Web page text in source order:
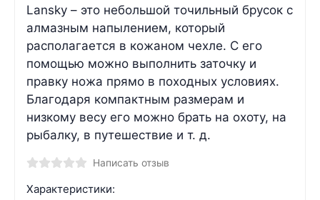
Lansky – это небольшой точильный брусок с
алмазным напылением, который
располагается в кожаном чехле. С его
помощью можно выполнить заточку и
правку ножа прямо в походных условиях.
Благодаря компактным размерам и
низкому весу его можно брать на охоту, на
рыбалку, в путешествие и т. д.
Написать отзыв
Характеристики: